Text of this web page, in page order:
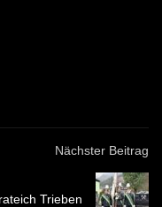
Nächster Beitrag
Trieben